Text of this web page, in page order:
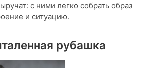
с ними легко собрать образ
и ситуацию.
рубашка